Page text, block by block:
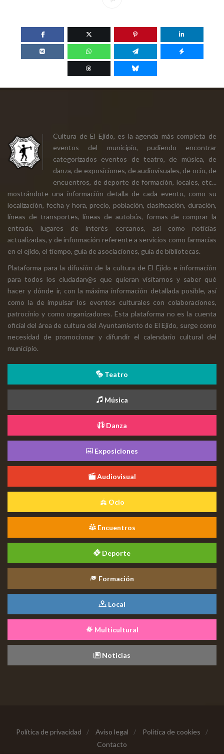
Cultura de El Ejido, es la agenda más completa de
eventos del municipio, pudiendo encontrar
categorizados eventos de teatro, de música, de
danza, de exposiciones, de audiovisuales, de ocio, de
encuentros, de deporte de formación, locales, etc...
mostrándote una información detalla de cada evento, como su
localización, fecha y hora, precio, población, clasificación, duración,
líneas de transportes, líneas de autobús, formas de comprar la
entrada, lugares de interés cercanos, así como noticias
actualizadas, y de información referente a servicios como farmacias
en el ejido, el tiempo, guía de asociaciones, guía de bibliotecas.
Plataforma para la difusión de la cultura de El Ejido e información
para todos los ciudadan@s que quieran visitarnos y saber qué
hacer y dónde ir, con la máxima información detallada posible, así
como la de impulsar los eventos culturales con colaboraciones,
patrocinio y como organizadores. Esta plataforma no es la cuenta
oficial del área de cultura del Ayuntamiento de El Ejido, surge como
necesidad de promocionar y difundir el calendario cultural del
municipio.
Teatro
Música
Danza
Exposiciones
Audiovisual
Ocio
Encuentros
Deporte
Formación
Local
Multicultural
Noticias
Política de privacidad / Aviso legal / Política de cookies
/
Contacto